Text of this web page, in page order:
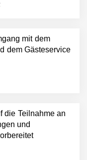
mit dem
dem Gästeservice
die Teilnahme an
und